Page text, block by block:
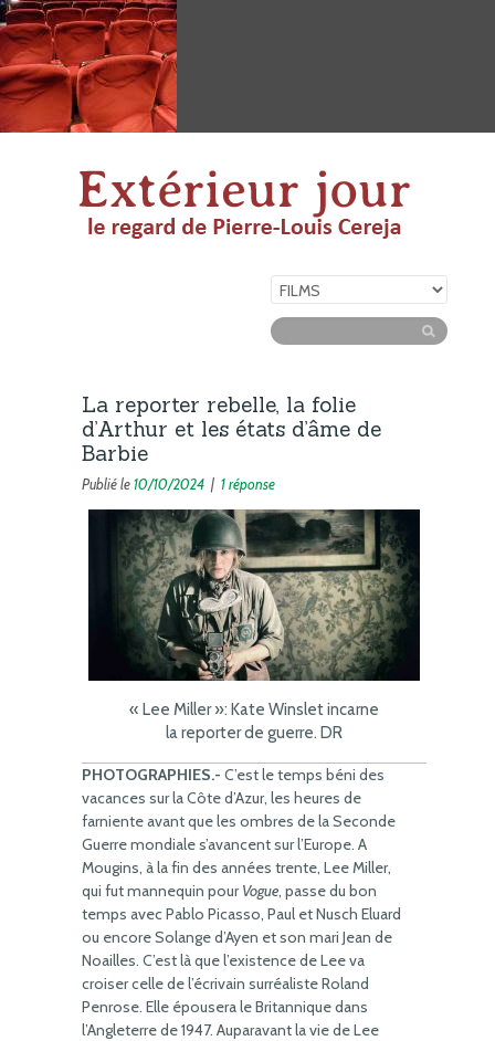
La reporter rebelle, la folie
d’Arthur et les états d’âme de
Barbie
Publié le10/10/2024 | 1 réponse
« Lee Miller »: Kate Winslet incarne
la reporter de guerre. DR
PHOTOGRAPHIES.- C’est le temps béni des
vacances sur la Côte d’Azur, les heures de
farniente avant que les ombres de la Seconde
Guerre mondiale s’avancent sur l’Europe. A
Mougins, à la fin des années trente, Lee Miller,
qui fut mannequin pourVogue, passe du bon
temps avec Pablo Picasso, Paul et Nusch Eluard
ou encore Solange d’Ayen et son mari Jean de
Noailles. C’est là que l’existence de Lee va
croiser celle de l’écrivain surréaliste Roland
Penrose. Elle épousera le Britannique dans
l’Angleterre de 1947. Auparavant la vie de Lee